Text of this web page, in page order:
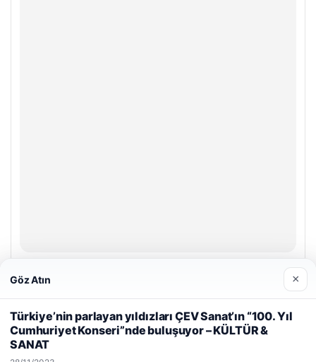
28/04/2026
deneyiminizi kişiselleştirmek ve geliştirmek amacıyla çerezler
kullanıyoruz.Çerez Politikamız
Göz Atın ×
Türkiye’nin parlayan yıldızları ÇEV Sanat’ın “100. Yıl
Cumhuriyet Konseri”nde buluşuyor – KÜLTÜR &
SANAT